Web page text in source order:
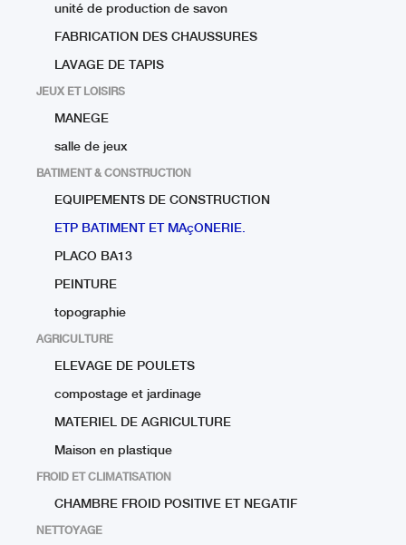
unité de production de savon
FABRICATION DES CHAUSSURES
LAVAGE DE TAPIS
JEUX ET LOISIRS
MANEGE
salle de jeux
BATIMENT & CONSTRUCTION
EQUIPEMENTS DE CONSTRUCTION
ETP BATIMENT ET MAçONERIE.
PLACO BA13
PEINTURE
topographie
AGRICULTURE
ELEVAGE DE POULETS
compostage et jardinage
MATERIEL DE AGRICULTURE
Maison en plastique
FROID ET CLIMATISATION
CHAMBRE FROID POSITIVE ET NEGATIF
NETTOYAGE